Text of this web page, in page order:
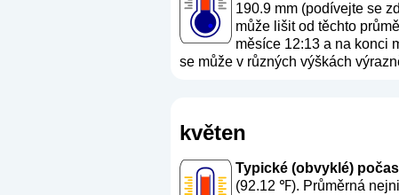
190.9 mm (podívejte se
může lišit od těchto
měsíce 12:13 a na konci
se může v různých výškách
květen
Typické (obvyklé)
(92.12 ℉). Průměrná